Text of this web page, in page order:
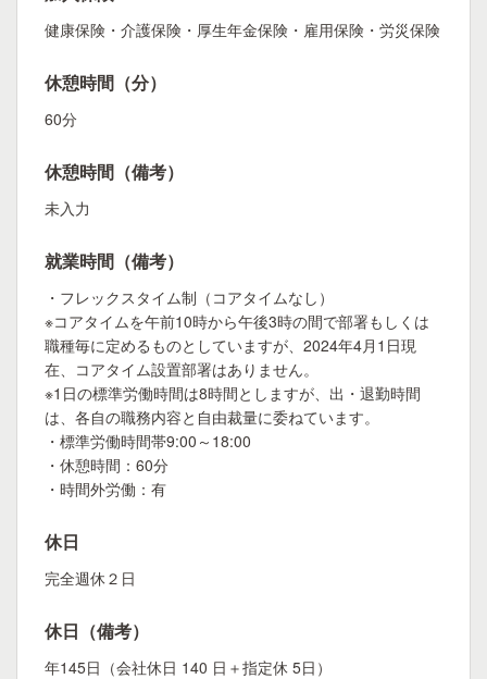
健康保険・介護保険・厚生年金保険・雇用保険・労災保険
休憩時間（分）
60分
休憩時間（備考）
未入力
就業時間（備考）
・フレックスタイム制（コアタイムなし）
※コアタイムを午前10時から午後3時の間で部署もしくは
職種毎に定めるものとしていますが、2024年4月1日現
在、コアタイム設置部署はありません。
※1日の標準労働時間は8時間としますが、出・退勤時間
は、各自の職務内容と自由裁量に委ねています。
・標準労働時間帯9:00～18:00
・休憩時間：60分
・時間外労働：有
休日
完全週休２日
休日（備考）
年145日（会社休日 140 日＋指定休 5日）